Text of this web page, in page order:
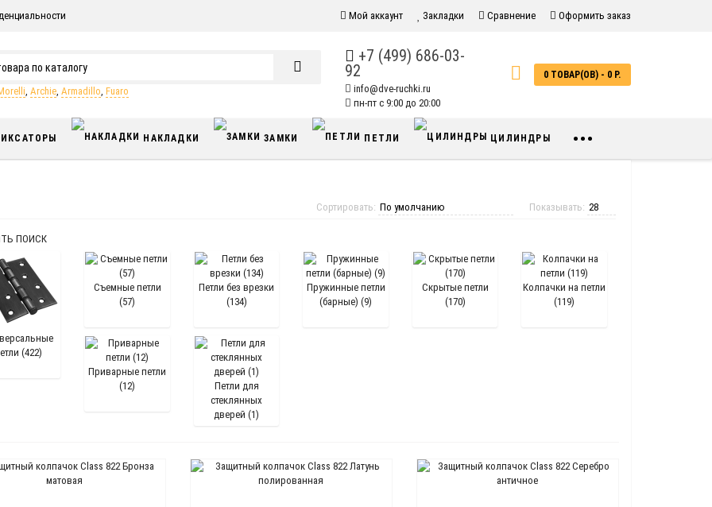
Мой аккаунт Закладки Сравнение Оформить заказ
, Archie, Armadillo, Fuaro
+7 (499) 686-03-
92
info@dve-ruchki.ru
пн-пт с 9:00 до 20:00
0 ТОВАР(ОВ) - 0 Р.
НАКЛАДКИ ЗАМКИ ПЕТЛИ ЦИЛИНДРЫ •••
Показывать:
Сортировать:
ПОИСК
(422)
Съемные петли
(57)
Петли без врезки
(134)
Пружинные петли
(барные) (9)
Скрытые петли
(170)
Колпачки на петли
(119)
Приварные петли
(12)
Петли для
стеклянных
дверей (1)